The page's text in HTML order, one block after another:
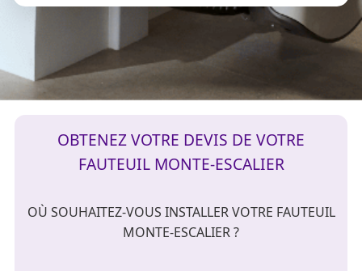
OBTENEZ VOTRE DEVIS DE VOTRE
FAUTEUIL MONTE-ESCALIER
OÙ SOUHAITEZ-VOUS INSTALLER VOTRE FAUTEUIL
MONTE-ESCALIER ?